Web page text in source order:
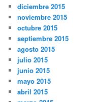
diciembre 2015
noviembre 2015
octubre 2015
septiembre 2015
agosto 2015
julio 2015
junio 2015
mayo 2015
abril 2015